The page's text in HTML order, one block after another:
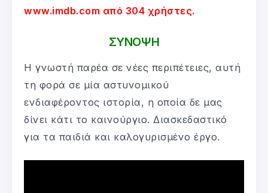
www.imdb.com από 304 χρήστες.
ΣΥΝΟΨΗ
Η γνωστή παρέα σε νέες περιπέτειες, αυτή
τη φορά σε μία αστυνομικού
ενδιαφέροντος ιστορία, η οποία δε μας
δίνει κάτι το καινούργιο. Διασκεδαστικό
για τα παιδιά και καλογυρισμένο έργο.